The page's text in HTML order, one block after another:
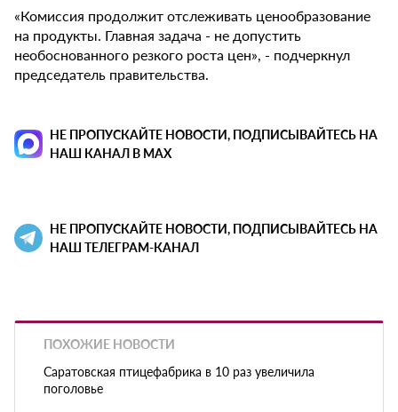
«Комиссия продолжит отслеживать ценообразование
на продукты. Главная задача - не допустить
необоснованного резкого роста цен», - подчеркнул
председатель правительства.
НЕ ПРОПУСКАЙТЕ НОВОСТИ, ПОДПИСЫВАЙТЕСЬ НА
НАШ КАНАЛ В MAX
НЕ ПРОПУСКАЙТЕ НОВОСТИ, ПОДПИСЫВАЙТЕСЬ НА
НАШ ТЕЛЕГРАМ-КАНАЛ
ПОХОЖИЕ НОВОСТИ
Саратовская птицефабрика в 10 раз увеличила
поголовье